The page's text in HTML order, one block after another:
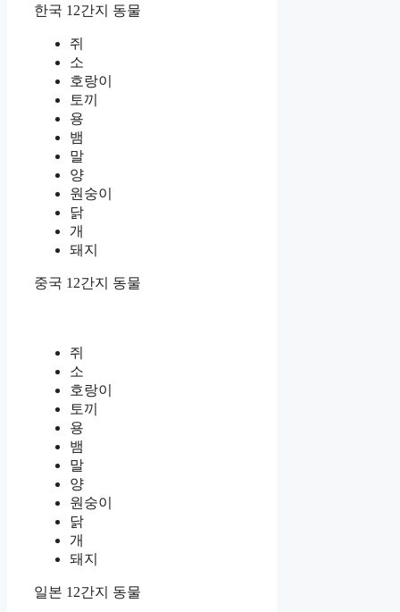
한국 12간지 동물
쥐
소
호랑이
토끼
용
뱀
말
양
원숭이
닭
개
돼지
중국 12간지 동물
쥐
소
호랑이
토끼
용
뱀
말
양
원숭이
닭
개
돼지
일본 12간지 동물